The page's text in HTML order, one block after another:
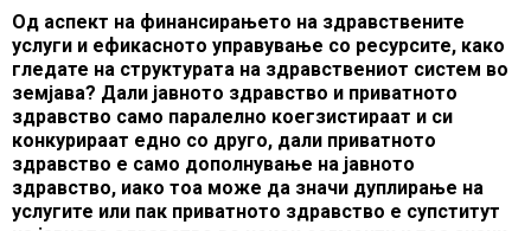
Од аспект на финансирањето на здравствените
услуги и ефикасното управување со ресурсите, како
гледате на структурата на здравствениот систем во
земјава? Дали јавното здравство и приватното
здравство само паралелно коегзистираат и си
конкурираат едно со друго, дали приватното
здравство е само дополнување на јавното
здравство, иако тоа може да значи дуплирање на
услугите или пак приватното здравство е супститут